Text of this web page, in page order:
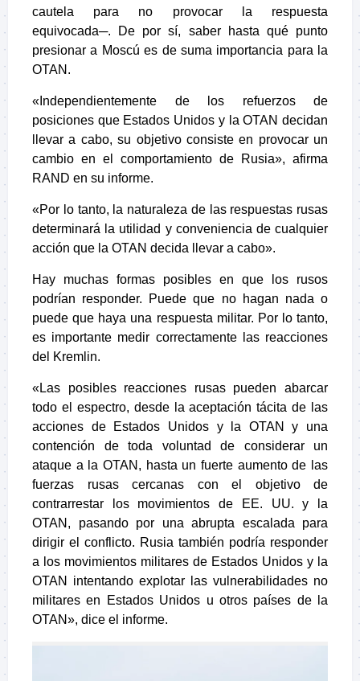
cautela para no provocar la respuesta
equivocada─. De por sí, saber hasta qué punto
presionar a Moscú es de suma importancia para la
OTAN.
«Independientemente de los refuerzos de
posiciones que Estados Unidos y la OTAN decidan
llevar a cabo, su objetivo consiste en provocar un
cambio en el comportamiento de Rusia», afirma
RAND en su informe.
«Por lo tanto, la naturaleza de las respuestas rusas
determinará la utilidad y conveniencia de cualquier
acción que la OTAN decida llevar a cabo».
Hay muchas formas posibles en que los rusos
podrían responder. Puede que no hagan nada o
puede que haya una respuesta militar. Por lo tanto,
es importante medir correctamente las reacciones
del Kremlin.
«Las posibles reacciones rusas pueden abarcar
todo el espectro, desde la aceptación tácita de las
acciones de Estados Unidos y la OTAN y una
contención de toda voluntad de considerar un
ataque a la OTAN, hasta un fuerte aumento de las
fuerzas rusas cercanas con el objetivo de
contrarrestar los movimientos de EE. UU. y la
OTAN, pasando por una abrupta escalada para
dirigir el conflicto. Rusia también podría responder
a los movimientos militares de Estados Unidos y la
OTAN intentando explotar las vulnerabilidades no
militares en Estados Unidos u otros países de la
OTAN», dice el informe.